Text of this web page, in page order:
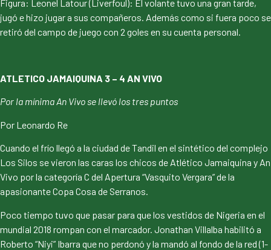
Figura: Leonel Latour (Liverfoul): El volante tuvo una gran tarde,
jugó e hizo jugar a sus compañeros. Además como si fuera poco se
retiró del campo de juego con 2 goles en su cuenta personal.
ATLETICO JAMAIQUINA 3 – 4 AN VIVO
Por la mínima An Vivo se llevó los tres puntos
Por Leonardo Re
Cuando el frío llegó a la ciudad de Tandil en el sintético del complejo
Los Silos se vieron las caras los chicos de Atlético Jamaiquina y An
Vivo por la categoría C del Apertura “Vasquito Vergara” de la
apasionante Copa Cosa de Serranos.
Poco tiempo tuvo que pasar para que los vestidos de Nigeria en el
mundial 2018 rompan con el marcador. Jonathan Villalba habilitó a
Roberto “Niyi” Ibarra que no perdonó y la mandó al fondo de la red (1-